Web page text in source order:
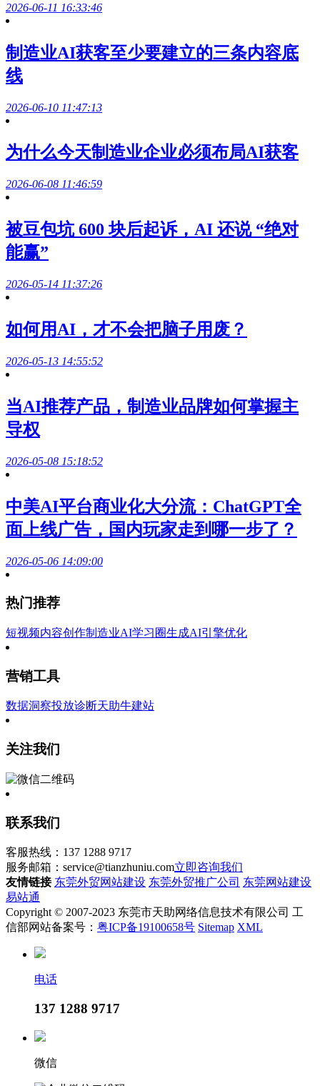
2026-06-11 16:33:46
制造业AI获客至少要建立的三条内容底
线
2026-06-10 11:47:13
为什么今天制造业企业必须布局AI获客
2026-06-08 11:46:59
被豆包坑 600 块后起诉，AI 还说 “绝对
能赢”
2026-05-14 11:37:26
如何用AI，才不会把脑子用废？
2026-05-13 14:55:52
当AI推荐产品，制造业品牌如何掌握主
导权
2026-05-08 15:18:52
中美AI平台商业化大分流：ChatGPT全
面上线广告，国内玩家走到哪一步了？
2026-05-06 14:09:00
热门推荐
短视频内容创作制造业AI学习圈生成AI引擎优化
营销工具
数据洞察投放诊断天助牛建站
关注我们
联系我们
客服热线：137 1288 9717
服务邮箱：service@tianzhuniu.com立即咨询我们
友情链接 东莞外贸网站建设 东莞外贸推广公司 东莞网站建设
易站通
Copyright © 2007-2023 东莞市天助网络信息技术有限公司 工
信部网站备案号： 粤ICP备19100658号 Sitemap XML
电话
137 1288 9717
微信